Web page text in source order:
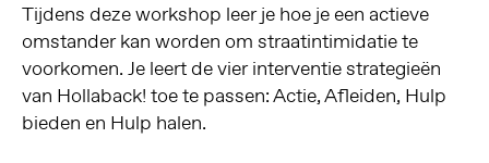
Tijdens deze workshop leer je hoe je een actieve
omstander kan worden om straatintimidatie te
voorkomen. Je leert de vier interventie strategieën
van Hollaback! toe te passen: Actie, Afleiden, Hulp
bieden en Hulp halen.